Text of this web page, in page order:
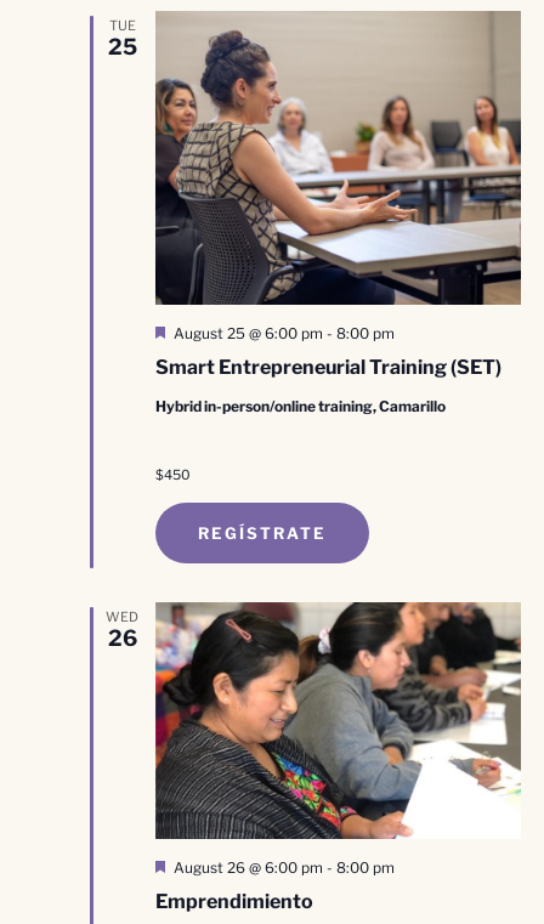
TUE
25
Smart Entrepreneurial Training (SET)
Destacado
August 25 @ 6:00 pm - 8:00 pm
Hybrid in-person/online training, Camarillo
$450
REGÍSTRATE
WED
26
Emprendimiento
Destacado
August 26 @ 6:00 pm - 8:00 pm